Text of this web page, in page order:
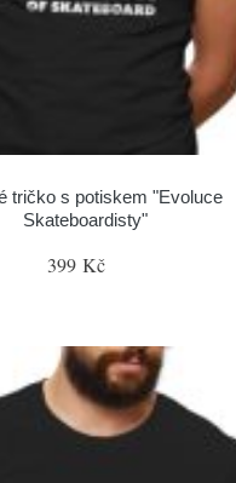
tričko s potiskem "Evoluce
Skateboardisty"
399 Kč